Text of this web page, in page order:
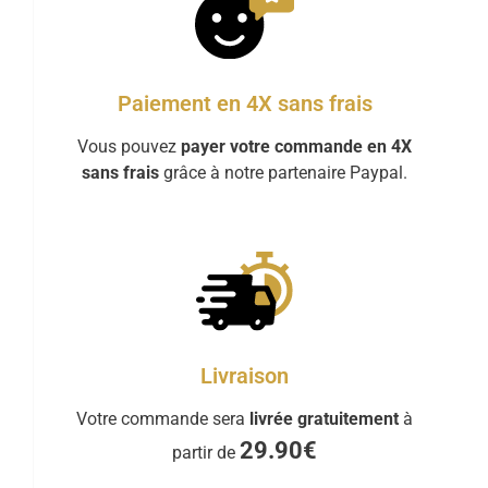
Paiement en 4X sans frais
Vous pouvez payer votre commande en 4X
sans frais grâce à notre partenaire Paypal.
Livraison
Votre commande sera livrée gratuitement à
partir de 29.90€